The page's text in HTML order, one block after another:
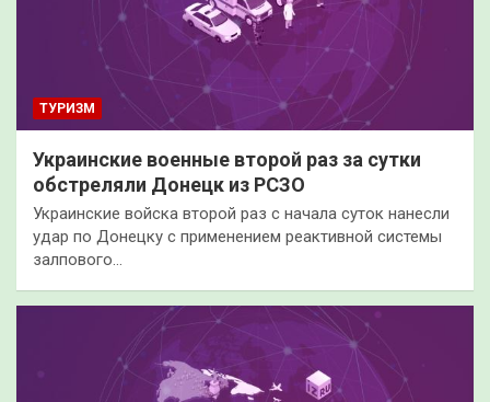
ТУРИЗМ
Украинские военные второй раз за сутки
обстреляли Донецк из РСЗО
Украинские войска второй раз с начала суток нанесли
удар по Донецку с применением реактивной системы
залпового…